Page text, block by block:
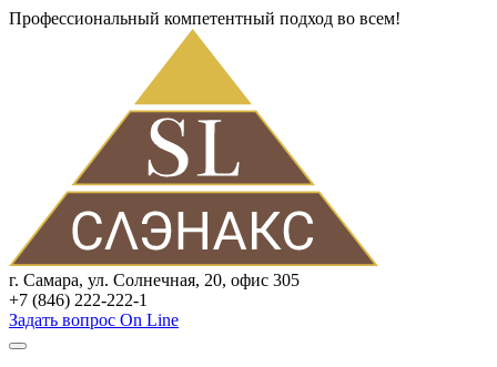
Профессиональный компетентный подход во всем!
г. Самара, ул. Солнечная, 20, офис 305
+7 (846) 222-222-1
Задать вопрос On Line